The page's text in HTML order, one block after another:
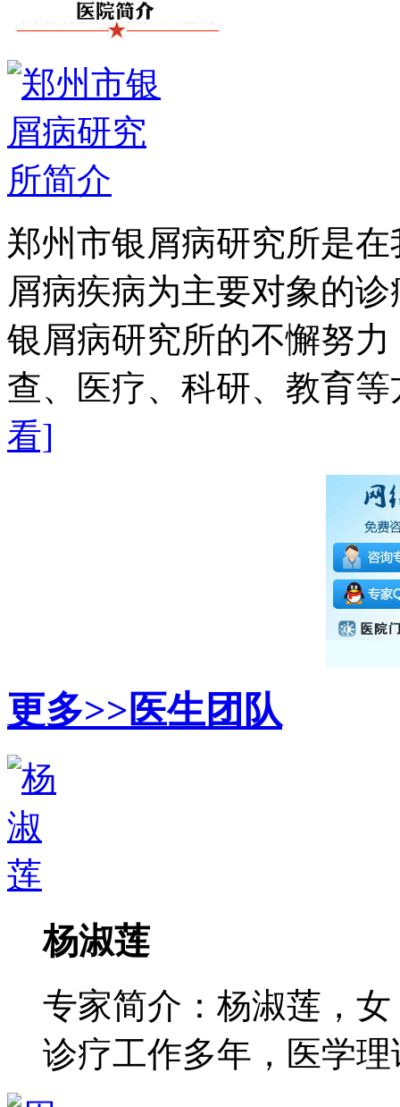
郑州市银屑病研究所是
屑病疾病为主要对象的
银屑病研究所的不懈努
查、医疗、科研、教育
看]
更多>>医生团队
杨淑莲
专家简介：杨淑莲，
诊疗工作多年，医学理